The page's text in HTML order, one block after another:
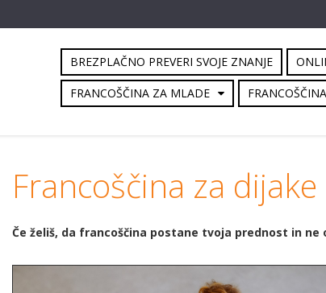
BREZPLAČNO PREVERI SVOJE ZNANJE
FRANCOŠČINA ZA MLADE
Francoščina za
Če želiš, da francoščina postane tvoja prednost in